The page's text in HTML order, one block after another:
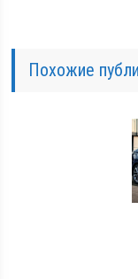
Похожие